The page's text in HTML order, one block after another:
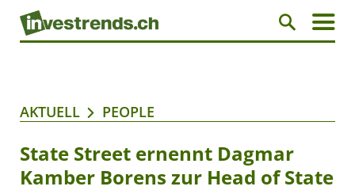
AKTUELL PEOPLE
State Street ernennt Dagmar
Kamber Borens zur Head of State